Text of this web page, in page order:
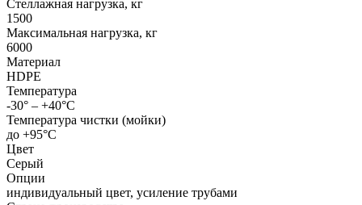
Стеллажная нагрузка, кг
1500
Максимальная нагрузка, кг
6000
Материал
HDPE
Температура
-30° – +40°С
Температура чистки (мойки)
до +95°С
Цвет
Серый
Опции
индивидуальный цвет, усиление трубами